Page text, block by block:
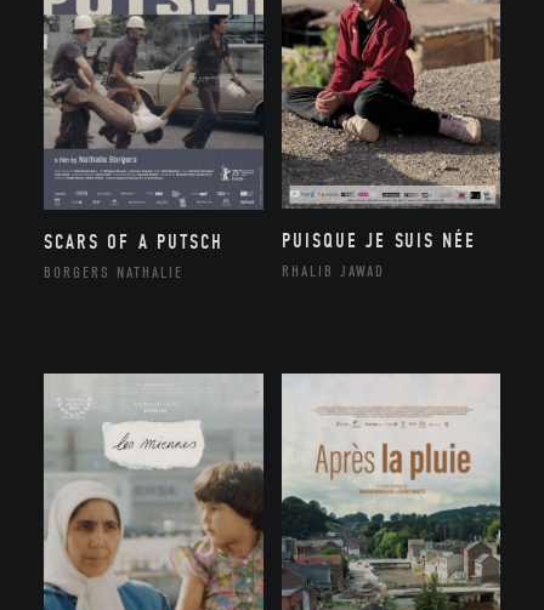
SCARS OF A PUTSCH
BORGERS NATHALIE
PUISQUE JE SUIS NÉE
RHALIB JAWAD